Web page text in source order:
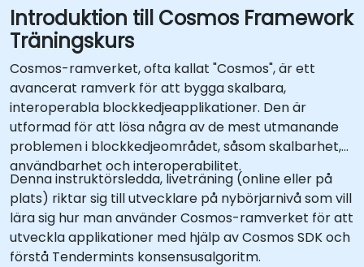
Introduktion till Cosmos Framework
Träningskurs
Cosmos-ramverket, ofta kallat "Cosmos", är ett
avancerat ramverk för att bygga skalbara,
interoperabla blockkedjeapplikationer. Den är
utformad för att lösa några av de mest utmanande
problemen i blockkedjeområdet, såsom skalbarhet,
användbarhet och interoperabilitet.
Denna instruktörsledda, liveträning (online eller på
plats) riktar sig till utvecklare på nybörjarnivå som vill
lära sig hur man använder Cosmos-ramverket för att
utveckla applikationer med hjälp av Cosmos SDK och
förstå Tendermints konsensusalgoritm.